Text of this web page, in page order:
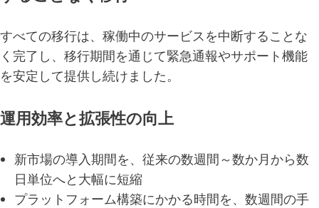
すべての移行は、稼働中のサービスを中断することな
く完了し、移行期間を通じて緊急通報やサポート機能
を安定して提供し続けました。
運用効率と拡張性の向上
新市場の導入期間を、従来の数週間～数か月から数
日単位へと大幅に短縮
プラットフォーム構築にかかる時間を、数週間の手